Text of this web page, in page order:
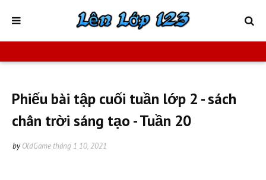
Phiếu bài tập cuối tuần lớp 2 - sách
chân trời sáng tạo - Tuần 20
by OldGame tháng 1 10, 2021